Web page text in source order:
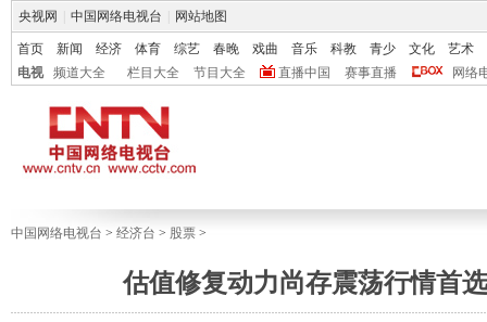
央视网 中国网络电视台 网站地图
首页 新闻 经济 体育 综艺 春晚 戏曲 音乐 科教 青少 文化
艺术
电视
频道大全 栏目大全 节目大全 直播中国 赛事直播 网络
中国网络电视台 > 经济台 > 股票 >
估值修复动力尚存震荡行情首